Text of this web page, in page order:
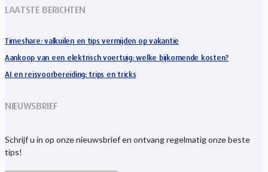
LAATSTE BERICHTEN
Timeshare: valkuilen en tips vermijden op vakantie
Aankoop van een elektrisch voertuig: welke bijkomende kosten?
AI en reisvoorbereiding: trips en tricks
NIEUWSBRIEF
Schrijf u in op onze nieuwsbrief en ontvang regelmatig onze beste
tips!